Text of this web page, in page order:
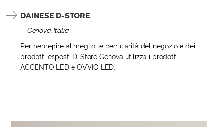
DAINESE D-STORE
Genova, Italia
Per percepire al meglio le peculiarità del negozio e dei
prodotti esposti D-Store Genova utilizza i prodotti
ACCENTO LED e OVVIO LED.